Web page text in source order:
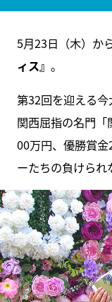
5月23日（木）か
ィス』 。
第32回を迎える
関西屈指の名門
00万円、優勝賞
ーたちの負けられ